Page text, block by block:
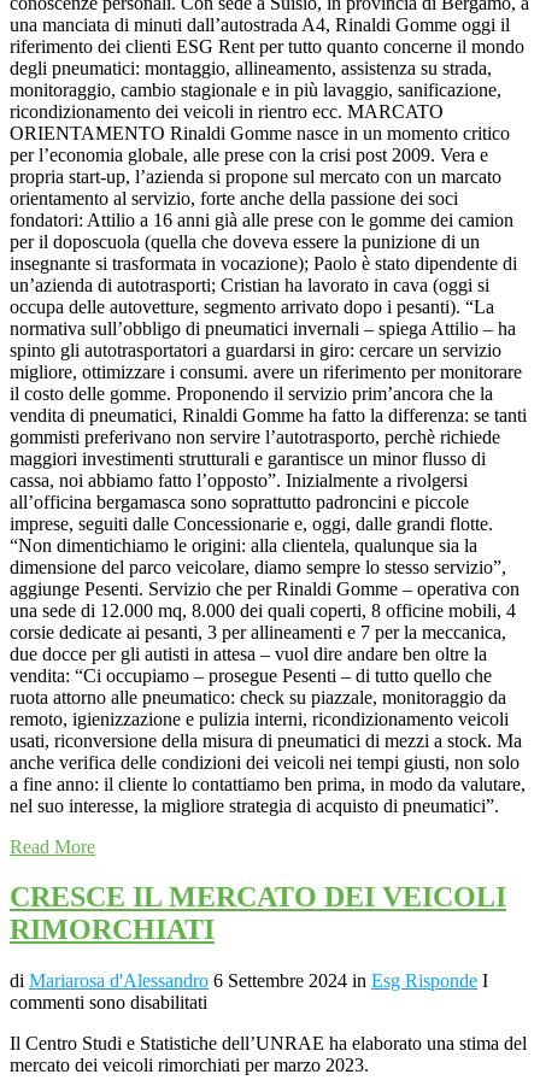
una manciata di minuti dall’autostrada A4, Rinaldi Gomme oggi il
riferimento dei clienti ESG Rent per tutto quanto concerne il mondo
degli pneumatici: montaggio, allineamento, assistenza su strada,
monitoraggio, cambio stagionale e in più lavaggio, sanificazione,
ricondizionamento dei veicoli in rientro ecc. MARCATO
ORIENTAMENTO Rinaldi Gomme nasce in un momento critico
per l’economia globale, alle prese con la crisi post 2009. Vera e
propria start-up, l’azienda si propone sul mercato con un marcato
orientamento al servizio, forte anche della passione dei soci
fondatori: Attilio a 16 anni già alle prese con le gomme dei camion
per il doposcuola (quella che doveva essere la punizione di un
insegnante si trasformata in vocazione); Paolo è stato dipendente di
un’azienda di autotrasporti; Cristian ha lavorato in cava (oggi si
occupa delle autovetture, segmento arrivato dopo i pesanti). “La
normativa sull’obbligo di pneumatici invernali – spiega Attilio – ha
spinto gli autotrasportatori a guardarsi in giro: cercare un servizio
migliore, ottimizzare i consumi. avere un riferimento per monitorare
il costo delle gomme. Proponendo il servizio prim’ancora che la
vendita di pneumatici, Rinaldi Gomme ha fatto la differenza: se tanti
gommisti preferivano non servire l’autotrasporto, perchè richiede
maggiori investimenti strutturali e garantisce un minor flusso di
cassa, noi abbiamo fatto l’opposto”. Inizialmente a rivolgersi
all’officina bergamasca sono soprattutto padroncini e piccole
imprese, seguiti dalle Concessionarie e, oggi, dalle grandi flotte.
“Non dimentichiamo le origini: alla clientela, qualunque sia la
dimensione del parco veicolare, diamo sempre lo stesso servizio”,
aggiunge Pesenti. Servizio che per Rinaldi Gomme – operativa con
una sede di 12.000 mq, 8.000 dei quali coperti, 8 officine mobili, 4
corsie dedicate ai pesanti, 3 per allineamenti e 7 per la meccanica,
due docce per gli autisti in attesa – vuol dire andare ben oltre la
vendita: “Ci occupiamo – prosegue Pesenti – di tutto quello che
ruota attorno alle pneumatico: check su piazzale, monitoraggio da
remoto, igienizzazione e pulizia interni, ricondizionamento veicoli
usati, riconversione della misura di pneumatici di mezzi a stock. Ma
anche verifica delle condizioni dei veicoli nei tempi giusti, non solo
a fine anno: il cliente lo contattiamo ben prima, in modo da valutare,
nel suo interesse, la migliore strategia di acquisto di pneumatici”.
Read More
CRESCE IL MERCATO DEI VEICOLI
RIMORCHIATI
di Mariarosa d'Alessandro 6 Settembre 2024 in Esg Risponde I
commenti sono disabilitati
Il Centro Studi e Statistiche dell’UNRAE ha elaborato una stima del
mercato dei veicoli rimorchiati per marzo 2023.